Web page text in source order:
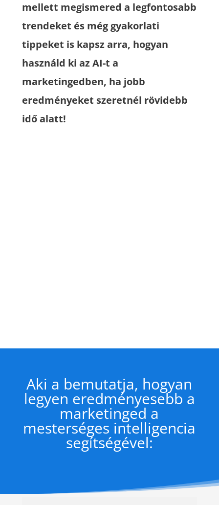
mellett megismered a legfontosabb
trendeket és még gyakorlati
tippeket is kapsz arra, hogyan
használd ki az AI-t a
marketingedben, ha jobb
eredményeket szeretnél rövidebb
idő alatt!
Aki a bemutatja, hogyan
legyen eredményesebb a
marketinged a
mesterséges intelligencia
segítségével: